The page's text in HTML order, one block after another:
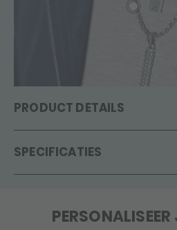
PRODUCT DETAILS
SPECIFICATIES